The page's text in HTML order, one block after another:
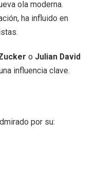
ola moderna.
ha influido en
o Julian David
influencia clave.
por su: